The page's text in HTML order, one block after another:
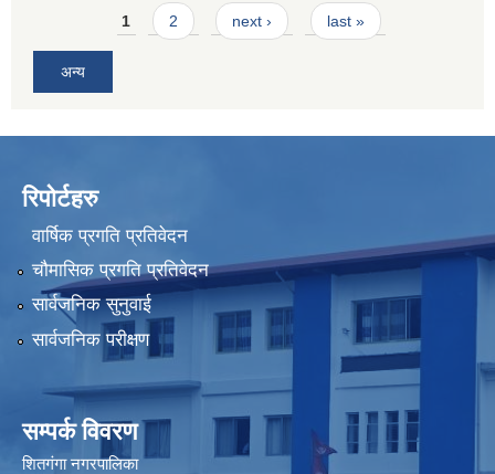
Pages1 2 next › last »
अन्य
रिपोर्टहरु
वार्षिक प्रगति प्रतिवेदन
चौमासिक प्रगति प्रतिवेदन
सार्वजनिक सुनुवाई
सार्वजनिक परीक्षण
सम्पर्क विवरण
शितगंगा नगरपालिका